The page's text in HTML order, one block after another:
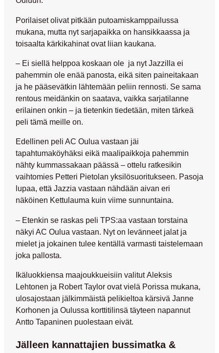
Porilaiset olivat pitkään putoamiskamppailussa
mukana, mutta nyt sarjapaikka on hansikkaassa ja
toisaalta kärkikahinat ovat liian kaukana.
– Ei siellä helppoa koskaan ole ja nyt Jazzilla ei
pahemmin ole enää panosta, eikä siten paineitakaan
ja he pääsevätkin lähtemään peliin rennosti. Se sama
rentous meidänkin on saatava, vaikka sarjatilanne
erilainen onkin – ja tietenkin tiedetään, miten tärkeä
peli tämä meille on.
Edellinen peli AC Oulua vastaan jäi
tapahtumaköyhäksi eikä maalipaikkoja pahemmin
nähty kummassakaan päässä – ottelu ratkesikin
vaihtomies Petteri Pietolan yksilösuoritukseen. Pasoja
lupaa, että Jazzia vastaan nähdään aivan eri
näköinen Kettulauma kuin viime sunnuntaina.
– Etenkin se raskas peli TPS:aa vastaan torstaina
näkyi AC Oulua vastaan. Nyt on levänneet jalat ja
mielet ja jokainen tulee kentällä varmasti taistelemaan
joka pallosta.
Ikäluokkiensa maajoukkueisiin valitutAleksis
Lehtonen ja Robert Taylor ovat vielä Porissa mukana,
ulosajostaan jälkimmäistä pelikieltoa kärsivä Janne
Korhonen ja Oulussa korttitilinsä täyteen napannut
Antto Tapaninen puolestaan eivät.
Jälleen kannattajien bussimatka &